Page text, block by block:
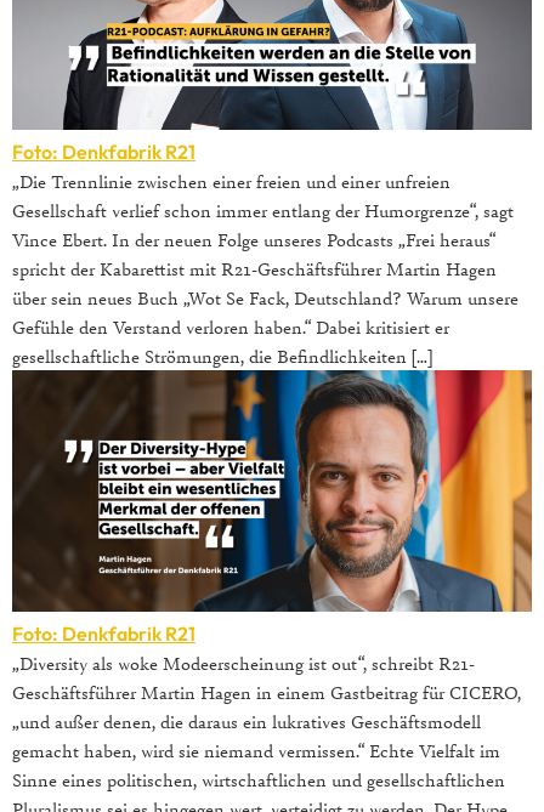
Foto: Denkfabrik R21
„Die Trennlinie zwischen einer freien und einer unfreien
Gesellschaft verlief schon immer entlang der Humorgrenze“, sagt
Vince Ebert. In der neuen Folge unseres Podcasts „Frei heraus“
spricht der Kabarettist mit R21-Geschäftsführer Martin Hagen
über sein neues Buch „Wot Se Fack, Deutschland? Warum unsere
Gefühle den Verstand verloren haben.“ Dabei kritisiert er
gesellschaftliche Strömungen, die Befindlichkeiten […]
Foto: Denkfabrik R21
„Diversity als woke Modeerscheinung ist out“, schreibt R21-
Geschäftsführer Martin Hagen in einem Gastbeitrag für CICERO,
„und außer denen, die daraus ein lukratives Geschäftsmodell
gemacht haben, wird sie niemand vermissen.“ Echte Vielfalt im
Sinne eines politischen, wirtschaftlichen und gesellschaftlichen